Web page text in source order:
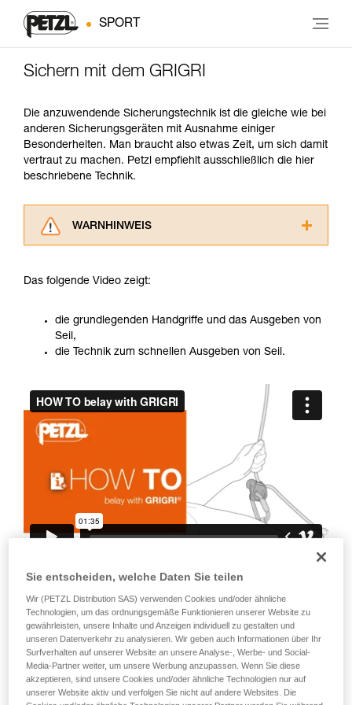
SPORT
Sichern mit dem GRIGRI
Die anzuwendende Sicherungstechnik ist die gleiche wie bei
anderen Sicherungsgeräten mit Ausnahme einiger
Besonderheiten. Man braucht also etwas Zeit, um sich damit
vertraut zu machen. Petzl empfiehlt ausschließlich die hier
beschriebene Technik.
WARNHINWEIS
aufmerksam durch, bevor Sie diesen zu Rate
verstehen zu können, müssen Sie zuerst die in
der Gebrauchsanweisung enthaltenen
Informationen richtig verstanden haben.
Training voraus. Prüfen Sie zusammen mit
einem Profi, ob Sie in der Lage sind, den
Vorgang alleine sicher zu wiederholen, bevor
Sie ihn eigenständig durchführen.
Wir geben Beispiele für die mit Ihrer Aktivität
verbundenen Techniken. Möglicherweise gibt es
noch andere Techniken, die hier nicht
beschrieben werden.
Das folgende Video zeigt:
die grundlegenden Handgriffe und das Ausgeben von
Seil,
die Technik zum schnellen Ausgeben von Seil.
Denken Sie daran, dass bei Blockieren
des Geräts oder des
Klemmmechanismus das Seil nicht
blockiert werden kann. Folgendes ist
daher unbedingt zu beachten: das Gerät
nicht mit der ganzen Hand umgreifen,
Sie entscheiden, welche Daten Sie teilen
Wir (PETZL Distribution SAS) verwenden Cookies und/oder ähnliche
Technologien, um das ordnungsgemäße Funktionieren unserer Website zu
gewährleisten, unsere Inhalte und Anzeigen individuell zu gestalten und
unseren Datenverkehr zu analysieren. Wir geben auch Informationen über Ihr
Surfverhalten auf unserer Website an unsere Analyse-, Werbe- und Social-
Media-Partner weiter, um unsere Werbung anzupassen. Wenn Sie diese
akzeptieren, sind unsere Cookies und/oder ähnliche Technologien nur auf
unserer Website aktiv und verfolgen Sie nicht auf andere Websites. Die